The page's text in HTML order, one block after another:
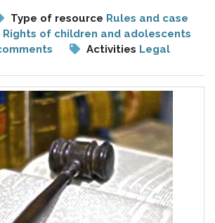
Type of resource Rules and case
Rights of children and adolescents
Activities Legal